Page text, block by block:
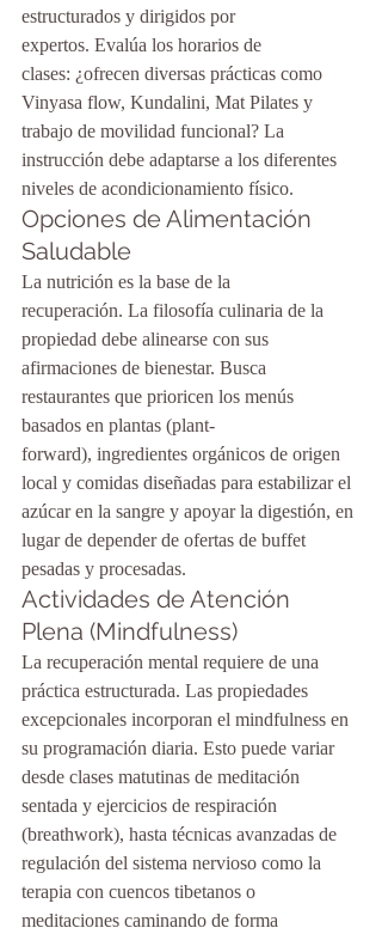
estructurados y dirigidos por
expertos. Evalúa los horarios de
clases: ¿ofrecen diversas prácticas como
Vinyasa flow, Kundalini, Mat Pilates y
trabajo de movilidad funcional? La
instrucción debe adaptarse a los diferentes
niveles de acondicionamiento físico.
Opciones de Alimentación
Saludable
La nutrición es la base de la
recuperación. La filosofía culinaria de la
propiedad debe alinearse con sus
afirmaciones de bienestar. Busca
restaurantes que prioricen los menús
basados en plantas (plant-
forward), ingredientes orgánicos de origen
local y comidas diseñadas para estabilizar el
azúcar en la sangre y apoyar la digestión, en
lugar de depender de ofertas de buffet
pesadas y procesadas.
Actividades de Atención
Plena (Mindfulness)
La recuperación mental requiere de una
práctica estructurada. Las propiedades
excepcionales incorporan el mindfulness en
su programación diaria. Esto puede variar
desde clases matutinas de meditación
sentada y ejercicios de respiración
(breathwork), hasta técnicas avanzadas de
regulación del sistema nervioso como la
terapia con cuencos tibetanos o
meditaciones caminando de forma